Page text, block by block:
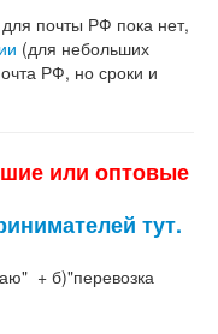
почты РФ пока нет,
(для небольших
РФ, но сроки и
или оптовые
тут.
+ б)"перевозка